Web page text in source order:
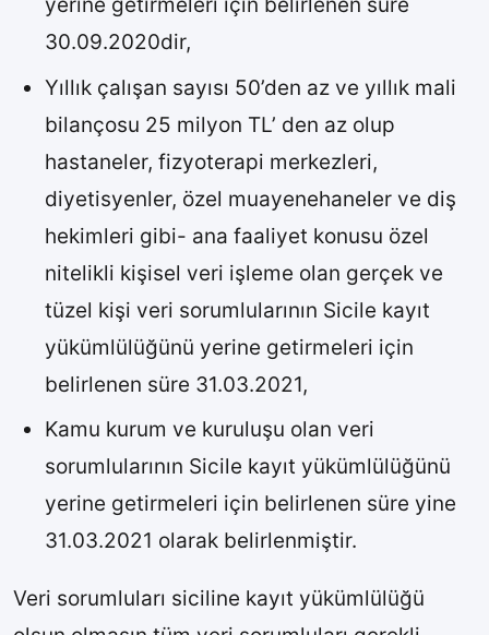
yerine getirmeleri için belirlenen süre
30.09.2020dir,
Yıllık çalışan sayısı 50’den az ve yıllık mali
bilançosu 25 milyon TL’ den az olup
hastaneler, fizyoterapi merkezleri,
diyetisyenler, özel muayenehaneler ve diş
hekimleri gibi- ana faaliyet konusu özel
nitelikli kişisel veri işleme olan gerçek ve
tüzel kişi veri sorumlularının Sicile kayıt
yükümlülüğünü yerine getirmeleri için
belirlenen süre 31.03.2021,
Kamu kurum ve kuruluşu olan veri
sorumlularının Sicile kayıt yükümlülüğünü
yerine getirmeleri için belirlenen süre yine
31.03.2021 olarak belirlenmiştir.
Veri sorumluları siciline kayıt yükümlülüğü